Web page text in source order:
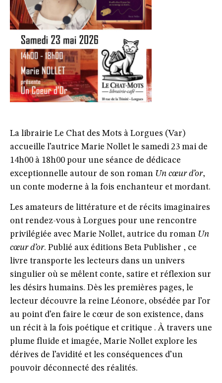
La librairie Le Chat des Mots à Lorgues (Var)
accueille l’autrice Marie Nollet le samedi 23 mai de
14h00 à 18h00 pour une séance de dédicace
exceptionnelle autour de son roman Un cœur d’or,
un conte moderne à la fois enchanteur et mordant.
Les amateurs de littérature et de récits imaginaires
ont rendez-vous à Lorgues pour une rencontre
privilégiée avec Marie Nollet, autrice du roman Un
cœur d’or. Publié aux éditions Beta Publisher , ce
livre transporte les lecteurs dans un univers
singulier où se mêlent conte, satire et réflexion sur
les désirs humains. Dès les premières pages, le
lecteur découvre la reine Léonore, obsédée par l’or
au point d’en faire le cœur de son existence, dans
un récit à la fois poétique et critique . À travers une
plume fluide et imagée, Marie Nollet explore les
dérives de l’avidité et les conséquences d’un
pouvoir déconnecté des réalités.